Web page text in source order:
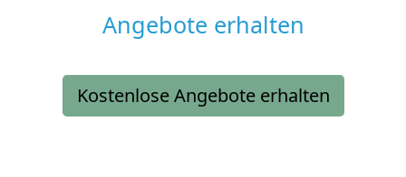
Angebote erhalten
Kostenlose Angebote erhalten